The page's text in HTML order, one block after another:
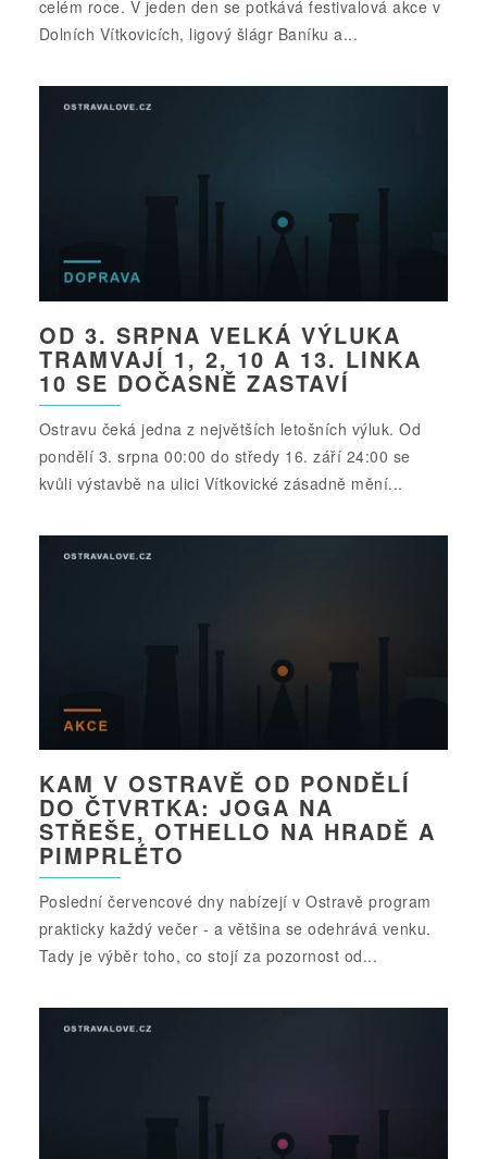
celém roce. V jeden den se potkává festivalová akce v
Dolních Vítkovicích, ligový šlágr Baníku a...
OD 3. SRPNA VELKÁ VÝLUKA
TRAMVAJÍ 1, 2, 10 A 13. LINKA
10 SE DOČASNĚ ZASTAVÍ
Ostravu čeká jedna z největších letošních výluk. Od
pondělí 3. srpna 00:00 do středy 16. září 24:00 se
kvůli výstavbě na ulici Vítkovické zásadně mění...
KAM V OSTRAVĚ OD PONDĚLÍ
DO ČTVRTKA: JOGA NA
STŘEŠE, OTHELLO NA HRADĚ A
PIMPRLÉTO
Poslední červencové dny nabízejí v Ostravě program
prakticky každý večer - a většina se odehrává venku.
Tady je výběr toho, co stojí za pozornost od...